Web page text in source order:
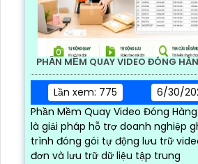
PHẦN MỀM QUAY VIDEO ĐÓNG
Lần xem: 775
6/30/
Phần Mềm Quay Video Đóng
là giải pháp hỗ trợ doanh nghiệp
trình đóng gói tự động lưu trữ
đơn và lưu trữ dữ liệu tập trung